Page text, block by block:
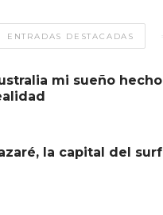
ENTRADAS DESTACADAS
mi sueño hecho
la capital del surf